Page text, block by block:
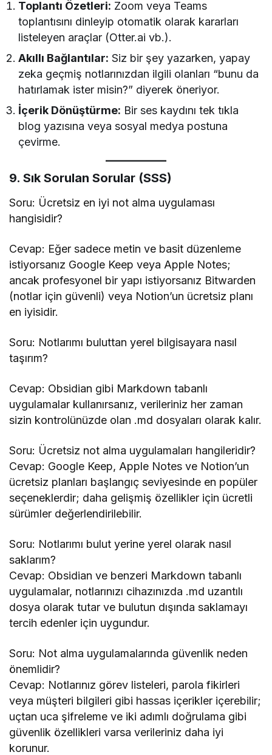
Toplantı Özetleri: Zoom veya Teams
toplantısını dinleyip otomatik olarak kararları
listeleyen araçlar (Otter.ai vb.).
Akıllı Bağlantılar: Siz bir şey yazarken, yapay
zeka geçmiş notlarınızdan ilgili olanları “bunu da
hatırlamak ister misin?” diyerek öneriyor.
İçerik Dönüştürme: Bir ses kaydını tek tıkla
blog yazısına veya sosyal medya postuna
çevirme.
9. Sık Sorulan Sorular (SSS)
Soru: Ücretsiz en iyi not alma uygulaması
hangisidir?
Cevap: Eğer sadece metin ve basit düzenleme
istiyorsanız Google Keep veya Apple Notes;
ancak profesyonel bir yapı istiyorsanız Bitwarden
(notlar için güvenli) veya Notion’un ücretsiz planı
en iyisidir.
Soru: Notlarımı buluttan yerel bilgisayara nasıl
taşırım?
Cevap: Obsidian gibi Markdown tabanlı
uygulamalar kullanırsanız, verileriniz her zaman
sizin kontrolünüzde olan .md dosyaları olarak kalır.
Soru: Ücretsiz not alma uygulamaları hangileridir?
Cevap: Google Keep, Apple Notes ve Notion’un
ücretsiz planları başlangıç seviyesinde en popüler
seçeneklerdir; daha gelişmiş özellikler için ücretli
sürümler değerlendirilebilir.
Soru: Notlarımı bulut yerine yerel olarak nasıl
saklarım?
Cevap: Obsidian ve benzeri Markdown tabanlı
uygulamalar, notlarınızı cihazınızda .md uzantılı
dosya olarak tutar ve bulutun dışında saklamayı
tercih edenler için uygundur.
Soru: Not alma uygulamalarında güvenlik neden
önemlidir?
Cevap: Notlarınız görev listeleri, parola fikirleri
veya müşteri bilgileri gibi hassas içerikler içerebilir;
uçtan uca şifreleme ve iki adımlı doğrulama gibi
güvenlik özellikleri varsa verileriniz daha iyi
korunur.